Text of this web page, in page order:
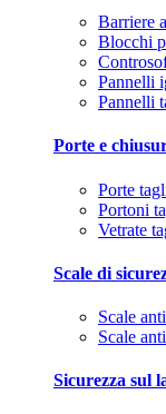
Barriere
Blocchi
Pannelli
Pannelli
Porte e
Porte
Portoni
Vetrate
Scale di
Scale
Scale
Sicurezza sul